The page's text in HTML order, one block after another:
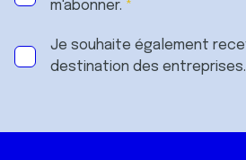
m'abonner.
Je souhaite également
destination des entreprises.